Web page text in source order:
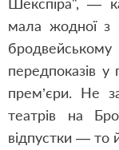
мала жодної з
передпоказів у
прем’єри. Не
театрів на
відпустки — то